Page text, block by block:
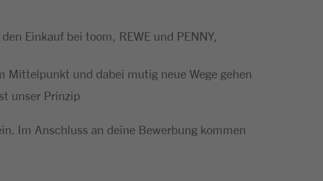
Einkauf bei toom, REWE und PENNY,
und dabei mutig neue Wege gehen
unser Prinzip
Im Anschluss an deine Bewerbung kommen